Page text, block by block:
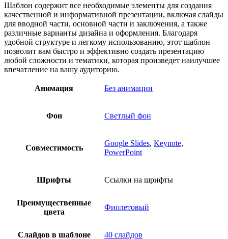
Шаблон содержит все необходимые элементы для создания
качественной и информативной презентации, включая слайды
для вводной части, основной части и заключения, а также
различные варианты дизайна и оформления. Благодаря
удобной структуре и легкому использованию, этот шаблон
позволит вам быстро и эффективно создать презентацию
любой сложности и тематики, которая произведет наилучшее
впечатление на вашу аудиторию.
Анимация Без анимации
Фон Светлый фон
Совместимость
Google Slides, Keynote,
PowerPoint
Шрифты Ссылки на шрифты
Преимущественные
цвета
Фиолетовый
Слайдов в шаблоне 40 слайдов